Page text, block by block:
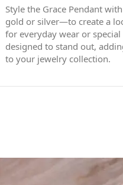
Style the Grace Pendant
gold or silver—to create a
for everyday wear or special
designed to stand out,
to your jewelry collection.